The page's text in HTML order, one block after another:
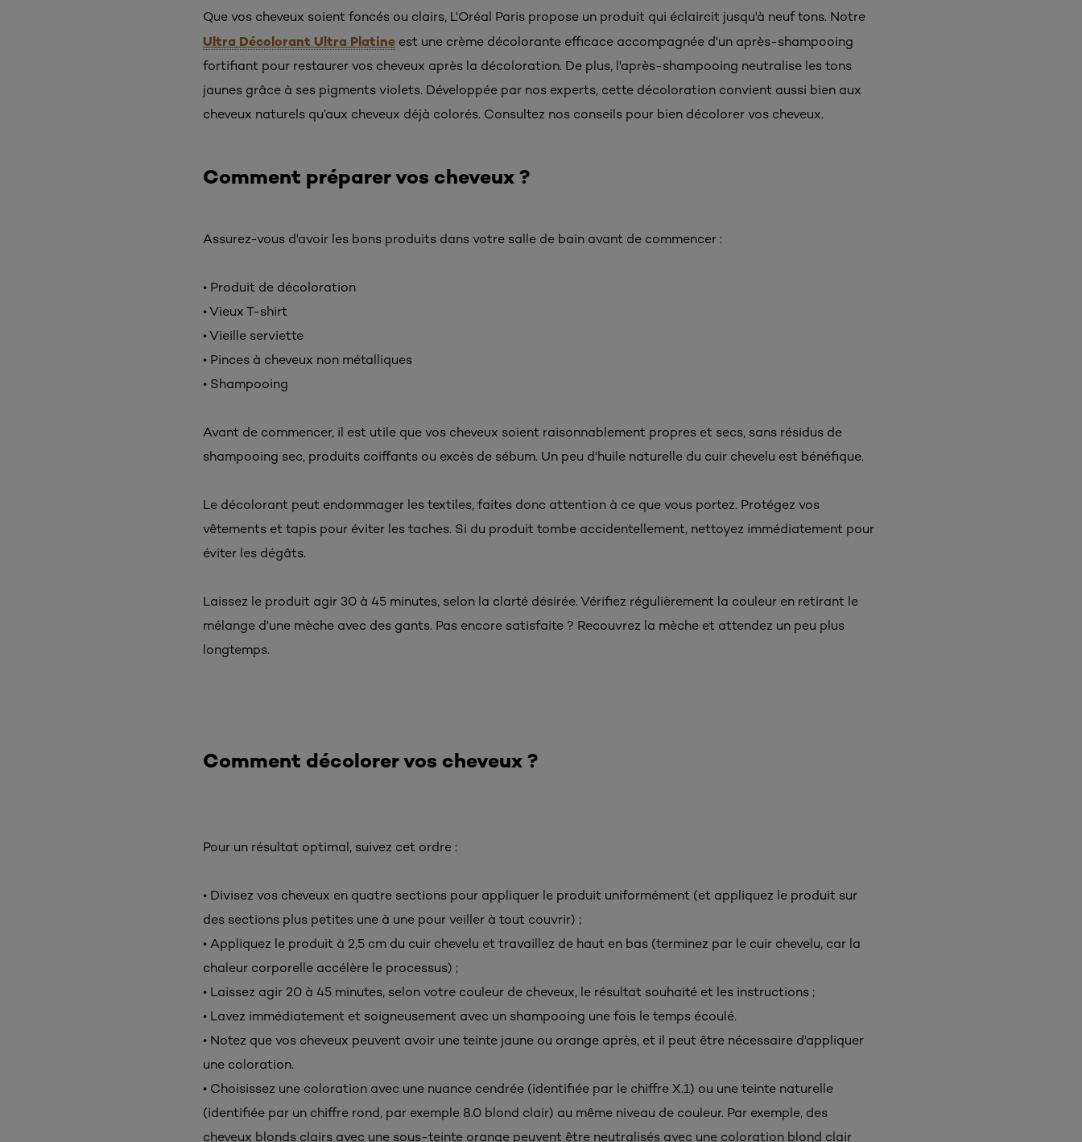
Que vos cheveux soient foncés ou clairs, L'Oréal Paris propose un produit qui éclaircit jusqu'à neuf tons. Notre
Ultra Décolorant Ultra Platine est une crème décolorante efficace accompagnée d'un après-shampooing
fortifiant pour restaurer vos cheveux après la décoloration. De plus, l'après-shampooing neutralise les tons
jaunes grâce à ses pigments violets. Développée par nos experts, cette décoloration convient aussi bien aux
cheveux naturels qu’aux cheveux déjà colorés. Consultez nos conseils pour bien décolorer vos cheveux.
Comment préparer vos cheveux ?
Assurez-vous d'avoir les bons produits dans votre salle de bain avant de commencer :
• Produit de décoloration
• Vieux T-shirt
• Vieille serviette
• Pinces à cheveux non métalliques
• Shampooing
Avant de commencer, il est utile que vos cheveux soient raisonnablement propres et secs, sans résidus de
shampooing sec, produits coiffants ou excès de sébum. Un peu d'huile naturelle du cuir chevelu est bénéfique.
Le décolorant peut endommager les textiles, faites donc attention à ce que vous portez. Protégez vos
vêtements et tapis pour éviter les taches. Si du produit tombe accidentellement, nettoyez immédiatement pour
éviter les dégâts.
Laissez le produit agir 30 à 45 minutes, selon la clarté désirée. Vérifiez régulièrement la couleur en retirant le
mélange d'une mèche avec des gants. Pas encore satisfaite ? Recouvrez la mèche et attendez un peu plus
longtemps.
Comment décolorer vos cheveux ?
Pour un résultat optimal, suivez cet ordre :
• Divisez vos cheveux en quatre sections pour appliquer le produit uniformément (et appliquez le produit sur
des sections plus petites une à une pour veiller à tout couvrir) ;
• Appliquez le produit à 2,5 cm du cuir chevelu et travaillez de haut en bas (terminez par le cuir chevelu, car la
chaleur corporelle accélère le processus) ;
• Laissez agir 20 à 45 minutes, selon votre couleur de cheveux, le résultat souhaité et les instructions ;
• Lavez immédiatement et soigneusement avec un shampooing une fois le temps écoulé.
• Notez que vos cheveux peuvent avoir une teinte jaune ou orange après, et il peut être nécessaire d'appliquer
une coloration.
• Choisissez une coloration avec une nuance cendrée (identifiée par le chiffre X.1) ou une teinte naturelle
(identifiée par un chiffre rond, par exemple 8.0 blond clair) au même niveau de couleur. Par exemple, des
cheveux blonds clairs avec une sous-teinte orange peuvent être neutralisés avec une coloration blond clair